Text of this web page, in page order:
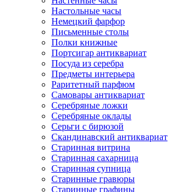
Настольные часы
Немецкий фарфор
Письменные столы
Полки книжные
Портсигар антиквариат
Посуда из серебра
Предметы интерьера
Раритетный парфюм
Самовары антиквариат
Серебряные ложки
Серебряные оклады
Серьги с бирюзой
Скандинавский антиквариат
Старинная витрина
Старинная сахарница
Старинная супница
Старинные гравюры
Старинные графины